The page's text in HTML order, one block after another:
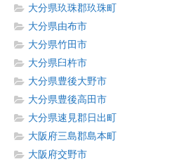
大分県玖珠郡玖珠町
大分県由布市
大分県竹田市
大分県臼杵市
大分県豊後大野市
大分県豊後高田市
大分県速見郡日出町
大阪府三島郡島本町
大阪府交野市